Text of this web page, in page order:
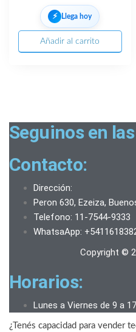
⚡︎ Llega hoy
Añadir al carrito
Seguinos en
Contacto:
Dirección:
Peron 630, Ezeiza,
Telefono: 11-7544-9333
WhatsaApp:
Copyright ©
Horarios:
Lunes a Viernes de 9 a
¿Tenés capacidad para vender